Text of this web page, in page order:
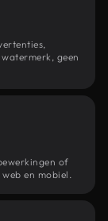
geen
of
en mobiel.